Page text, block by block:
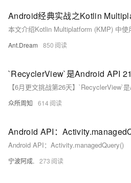
Ant.Dream 850
众所周知 614
Android API：
Android API：Activity.managedQuery()
宁波阿成. 273